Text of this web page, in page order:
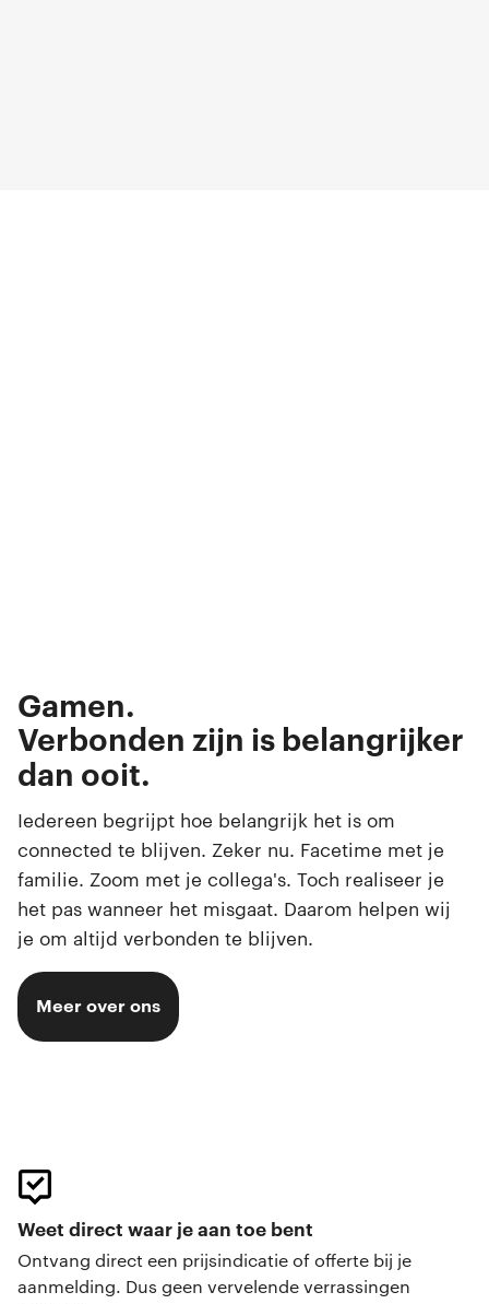
Gamen.
Browsen.
Swipen.
Selfies maken.
Verbonden zijn is belangrijker
dan ooit.
Iedereen begrijpt hoe belangrijk het is om
connected te blijven. Zeker nu. Facetime met je
familie. Zoom met je collega's. Toch realiseer je
het pas wanneer het misgaat. Daarom helpen wij
je om altijd verbonden te blijven.
Meer over ons
Weet direct waar je aan toe bent
Ontvang direct een prijsindicatie of offerte bij je
aanmelding. Dus geen vervelende verrassingen